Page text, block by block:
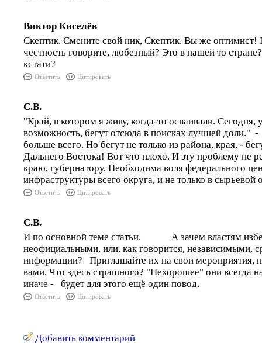
Виктор Киселёв
Скептик. Смените свой ник, Скептик. Вы же
честность говорите, любезный? Это в нашей то
кстати?
Ответить Цитировать
С.В.
"Край, в котором я живу, когда-то осваивали. Сегодня,
возможность, бегут отсюда в поисках лучшей доли." -
больше всего. Но бегут не только из района, края, -
Дальнего Востока! Вот что плохо. И эту проблему не
краю, губернатору. Необходима воля федерального
инфраструктуры всего округа, и не только в сырьевой
Ответить Цитировать
С.В.
И по основной теме статьи. А зачем властям
неофициальными, или, как говорится, независимыми,
информации? Приглашайте их на свои мероприятия,
вами. Что здесь страшного? "Нехорошее" они всегда
иначе - будет для этого ещё один повод.
Ответить Цитировать
Добавить комментарий